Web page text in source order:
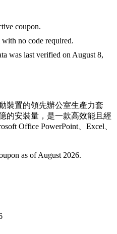
coupon.
no code required.
was last verified on August 8,
裝置的領先辦公室生產力套
的安裝量，是一款高效能且經
Office PowerPoint、Excel、
as of August 2026.